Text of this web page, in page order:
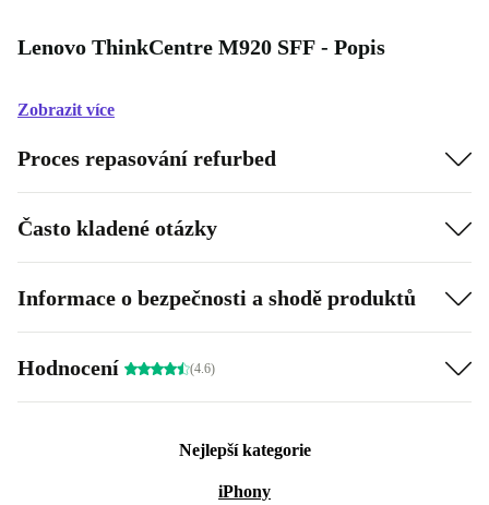
Lenovo ThinkCentre M920 SFF - Popis
Zobrazit více
Proces repasování refurbed
Často kladené otázky
Informace o bezpečnosti a shodě produktů
Hodnocení (4.6)
Nejlepší kategorie
iPhony